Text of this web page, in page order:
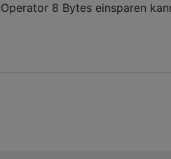
Operator 8 Bytes einsparen